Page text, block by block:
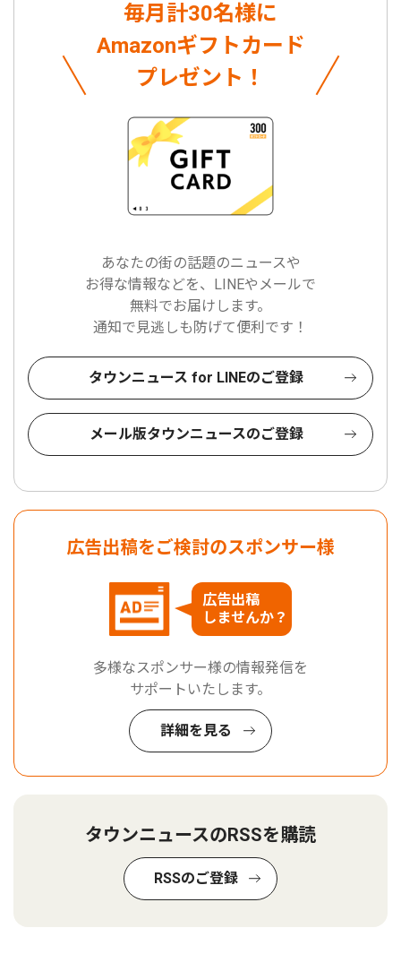
毎月計30名様に
Amazonギフトカード
プレゼント！
あなたの街の話題のニュースや
お得な情報などを、LINEやメールで
無料でお届けします。
通知で見逃しも防げて便利です！
タウンニュース for LINEのご登録
メール版タウンニュースのご登録
広告出稿をご検討のスポンサー様
広告出稿
しませんか？
多様なスポンサー様の情報発信を
サポートいたします。
詳細を見る
タウンニュースのRSSを購読
RSSのご登録